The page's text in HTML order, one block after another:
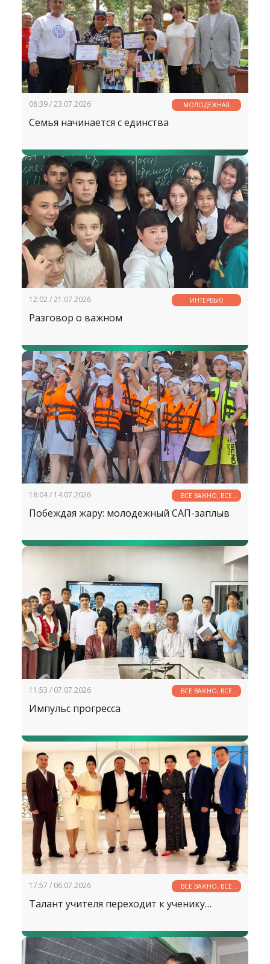
08:39 / 23.07.2026
МОЛОДЕЖНАЯ
ПОЛИТИКА
Семья начинается с единства
12:02 / 21.07.2026 ИНТЕРВЬЮ
Разговор о важном
18:04 / 14.07.2026
ВСЕ ВАЖНО, ВСЕ
НУЖНО
Побеждая жару: молодежный САП-заплыв
11:53 / 07.07.2026
ВСЕ ВАЖНО, ВСЕ
НУЖНО
Импульс прогресса
17:57 / 06.07.2026
ВСЕ ВАЖНО, ВСЕ
НУЖНО
Талант учителя переходит к ученику…